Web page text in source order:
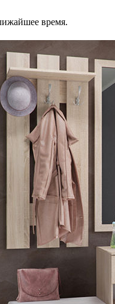
время.